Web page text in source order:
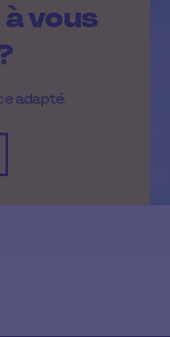
vous
adapté.